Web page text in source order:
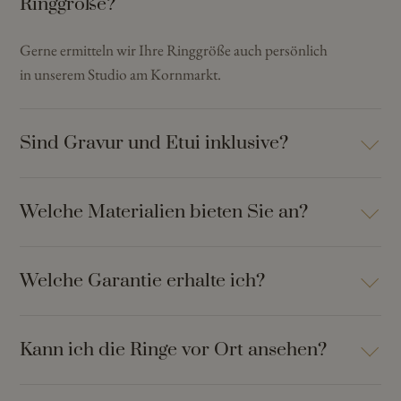
Ringgröße?
Gerne ermitteln wir Ihre Ringgröße auch persönlich
in unserem Studio am Kornmarkt.
Sind Gravur und Etui inklusive?
Welche Materialien bieten Sie an?
Welche Garantie erhalte ich?
Kann ich die Ringe vor Ort ansehen?